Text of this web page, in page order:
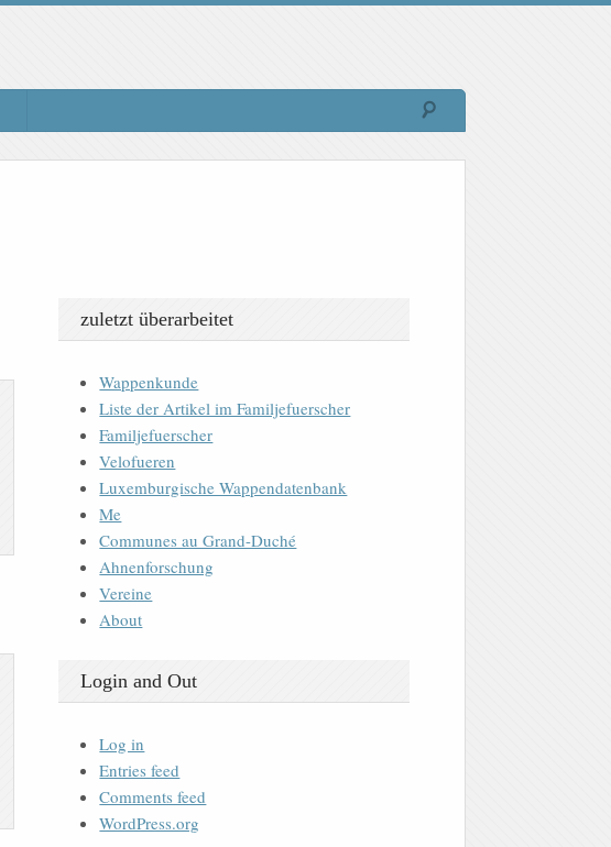
zuletzt überarbeitet
Wappenkunde
Liste der Artikel im Familjefuerscher
Familjefuerscher
Velofueren
Luxemburgische Wappendatenbank
Me
Communes au Grand-Duché
Ahnenforschung
Vereine
About
Login and Out
Log in
Entries feed
Comments feed
WordPress.org